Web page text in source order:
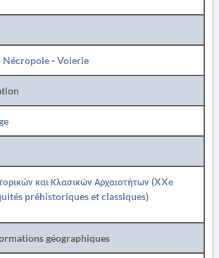
Nécropole-Voierie
και Κλασικών Αρχαιοτήτων (XXe
préhistoriques et classiques)
géographiques